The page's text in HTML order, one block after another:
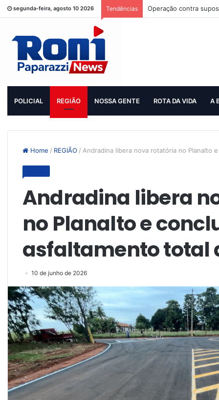
segunda-feira, agosto 10 2026 Tendências Operação contra
POLICIAL REGIÃO NOSSA GENTE ROTA DA VIDA A
Home / REGIÃO / Andradina libera nova rotatória no Planalto
Andradina libera
no Planalto e
asfaltamento total
10 de junho de 2026